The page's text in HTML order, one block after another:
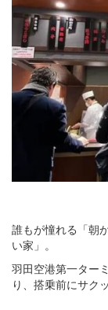
誰もが憧れる「朝
い家」。
羽田空港第一ター
り、搭乗前にサク